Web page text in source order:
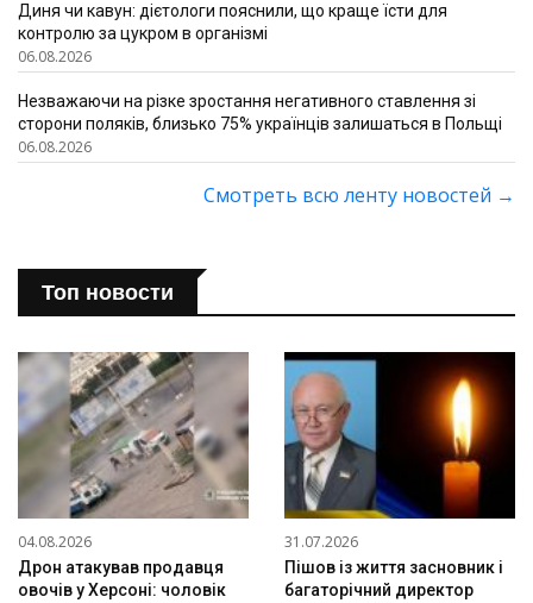
Диня чи кавун: дієтологи пояснили, що краще їсти для
контролю за цукром в організмі
06.08.2026
Незважаючи на різке зростання негативного ставлення зі
сторони поляків, близько 75% українців залишаться в Польщі
06.08.2026
Смотреть всю ленту новостей →
Топ новости
04.08.2026
Дрон атакував продавця
овочів у Херсоні: чоловік
31.07.2026
Пішов із життя засновник і
багаторічний директор